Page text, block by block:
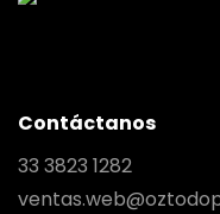
Contáctanos
33 3823 1282